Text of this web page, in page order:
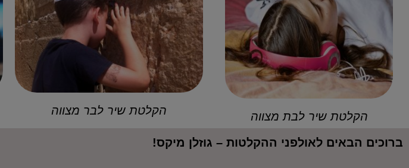
הקלטת שיר לבת מצווה הקלטת שיר לבר מצווה
ברוכים הבאים לאולפני ההקלטות – גוזלן מיקס!